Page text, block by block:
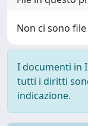
Non ci sono
I documenti in
tutti i diritti
indicazione.